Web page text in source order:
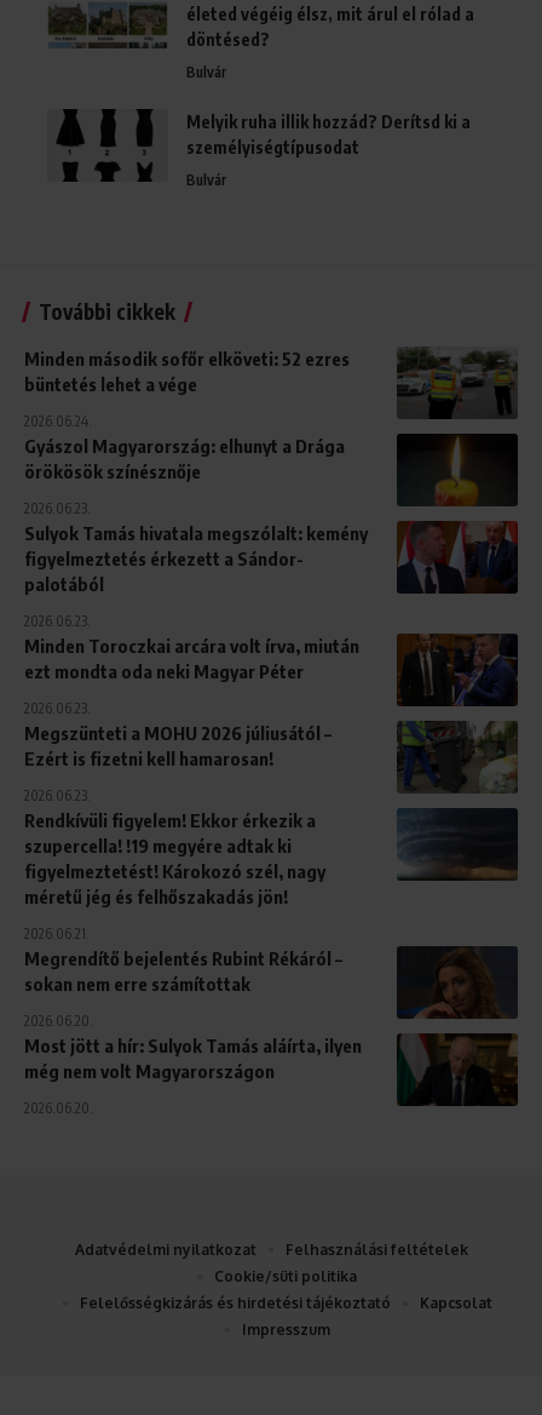
életed végéig élsz, mit árul el rólad a
döntésed?
Bulvár
Melyik ruha illik hozzád? Derítsd ki a
személyiségtípusodat
Bulvár
További cikkek
Minden második sofőr elköveti: 52 ezres
büntetés lehet a vége
2026.06.24.
Gyászol Magyarország: elhunyt a Drága
örökösök színésznője
2026.06.23.
Sulyok Tamás hivatala megszólalt: kemény
figyelmeztetés érkezett a Sándor-
palotából
2026.06.23.
Minden Toroczkai arcára volt írva, miután
ezt mondta oda neki Magyar Péter
2026.06.23.
Megszünteti a MOHU 2026 júliusától –
Ezért is fizetni kell hamarosan!
2026.06.23.
Rendkívüli figyelem! Ekkor érkezik a
szupercella! !19 megyére adtak ki
figyelmeztetést! Károkozó szél, nagy
méretű jég és felhőszakadás jön!
2026.06.21.
Megrendítő bejelentés Rubint Rékáról –
sokan nem erre számítottak
2026.06.20.
Most jött a hír: Sulyok Tamás aláírta, ilyen
még nem volt Magyarországon
2026.06.20.
Adatvédelmi nyilatkozat
Felhasználási feltételek
Cookie/süti politika
Felelősségkizárás és hirdetési tájékoztató
Kapcsolat
Impresszum